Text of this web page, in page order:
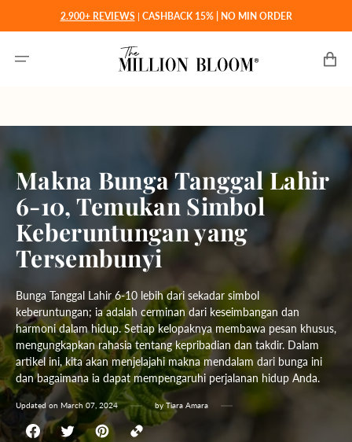
konten
2.900+ REVIEWS | CASHBACK 15% | NO MIN ORDER
Makna Bunga Tanggal Lahir
6-10, Temukan Simbol
Keberuntungan yang
Tersembunyi
Bunga Tanggal Lahir 6-10 lebih dari sekadar simbol
keberuntungan; ia adalah cerminan dari keseimbangan dan
harmoni dalam hidup. Setiap kelopaknya membawa pesan khusus,
mengungkapkan rahasia tentang kepribadian dan takdir. Dalam
artikel ini, kita akan menjelajahi makna mendalam dari bunga ini
dan bagaimana ia dapat mempengaruhi perjalanan hidup Anda.
Updated on March 07, 2024 by Tiara Amara